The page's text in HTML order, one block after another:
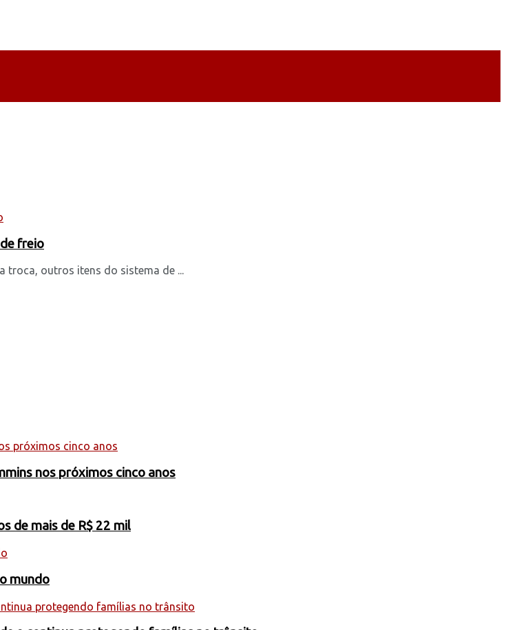
freio
troca, outros itens do sistema de ...
nos próximos cinco anos
de mais de R$ 22 mil
mundo